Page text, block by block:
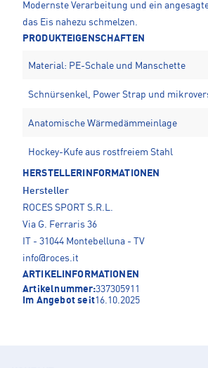
Modernste Verarbeitung und ein
das Eis nahezu schmelzen.
PRODUKTEIGENSCHAFTEN
Material: PE-Schale und Manschette
Schnürsenkel, Power Strap und
Anatomische Wärmedämmeinlage
Hockey-Kufe aus rostfreiem Stahl
HERSTELLERINFORMATIONEN
Hersteller
ROCES SPORT S.R.L.
Via G. Ferraris 36
IT - 31044 Montebelluna - TV
info@roces.it
ARTIKELINFORMATIONEN
Artikelnummer:337305911
Im Angebot seit16.10.2025